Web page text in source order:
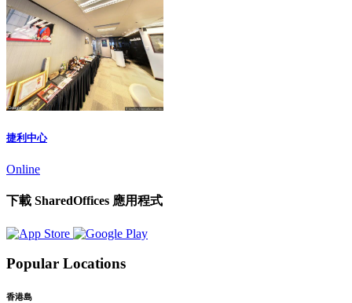
捷利中心
Online
下載 SharedOffices 應用程式
Popular Locations
香港島